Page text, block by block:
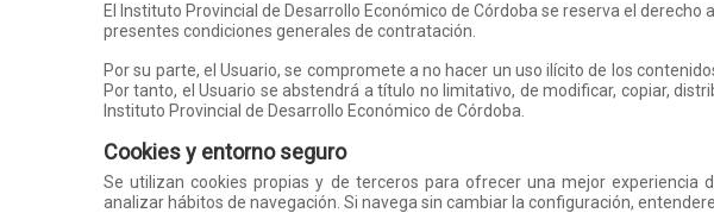
El Instituto Provincial de Desarrollo Económico de Córdoba se reserva el
presentes condiciones generales de contratación.
Por su parte, el Usuario, se compromete a no hacer un uso ilícito de los
Por tanto, el Usuario se abstendrá a título no limitativo, de modificar, copiar,
Instituto Provincial de Desarrollo Económico de Córdoba.
Cookies y entorno seguro
Se utilizan cookies propias y de terceros para ofrecer una mejor
analizar hábitos de navegación. Si navega sin cambiar la configuración,